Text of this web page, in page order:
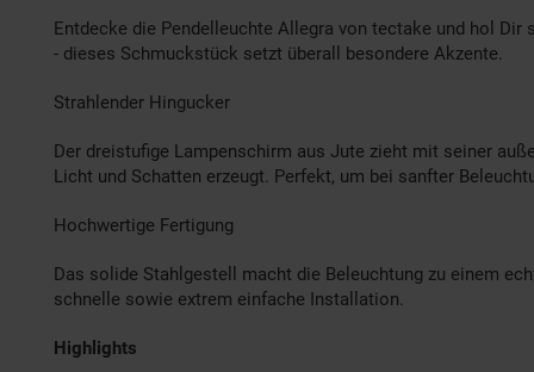
Entdecke die Pendelleuchte Allegra von tectake und hol
- dieses Schmuckstück setzt überall besondere Akzente.
Strahlender Hingucker
Der dreistufige Lampenschirm aus Jute zieht mit seiner
Licht und Schatten erzeugt. Perfekt, um bei sanfter
Hochwertige Fertigung
Das solide Stahlgestell macht die Beleuchtung zu einem
schnelle sowie extrem einfache Installation.
Highlights